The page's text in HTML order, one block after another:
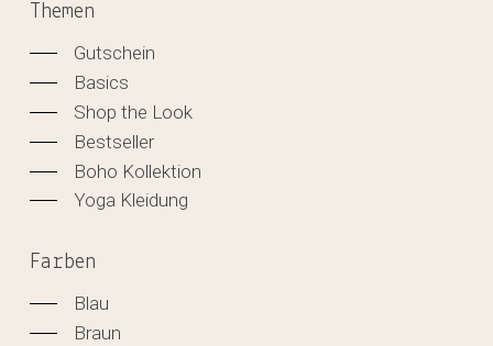
Themen
Gutschein
Basics
Shop the Look
Bestseller
Boho Kollektion
Yoga Kleidung
Farben
Blau
Braun